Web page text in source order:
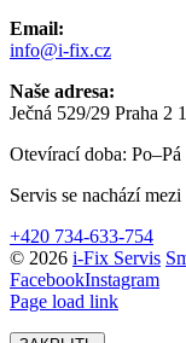
Email:
info@i-fix.cz
Naše adresa:
Ječná 529/29 Praha 2
Otevírací doba:
Servis se nachází
+420 734-633-754
© 2026 i-Fix Servis
FacebookInstagram
Page load link